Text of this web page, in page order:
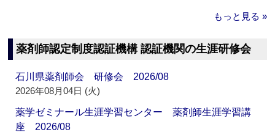
もっと見る »
薬剤師認定制度認証機構 認証機関の生涯研修会
石川県薬剤師会 研修会 2026/08
2026年08月04日 (火)
薬学ゼミナール生涯学習センター 薬剤師生涯学習講
座 2026/08